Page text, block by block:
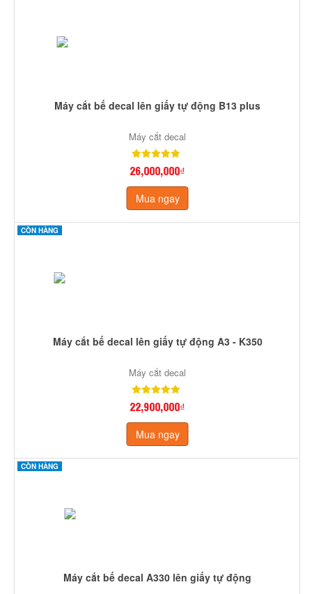
Máy cắt bế decal lên giấy tự động B13 plus
Máy cắt decal
26,000,000₫
Mua ngay
CÒN HÀNG
Máy cắt bế decal lên giấy tự động A3 - K350
Máy cắt decal
22,900,000₫
Mua ngay
CÒN HÀNG
Máy cắt bế decal A330 lên giấy tự động